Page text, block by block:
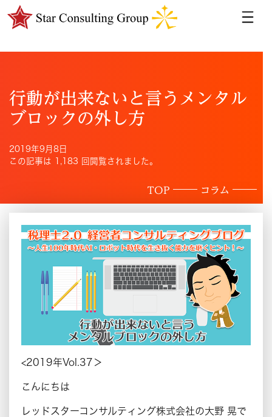
行動が出来ないと言うメンタル
ブロックの外し方
2019年9月8日
この記事は 1,183 回閲覧されました。
TOP コラム
<2019年Vol.37＞
こんにちは
レッドスターコンサルティング株式会社の大野 晃で